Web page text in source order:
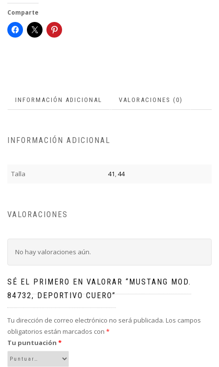
Comparte
INFORMACIÓN ADICIONAL VALORACIONES (0)
INFORMACIÓN ADICIONAL
Talla 41,44
VALORACIONES
No hay valoraciones aún.
SÉ EL PRIMERO EN VALORAR “MUSTANG MOD.
84732, DEPORTIVO CUERO”
Tu dirección de correo electrónico no será publicada. Los campos
obligatorios están marcados con *
Tu puntuación *